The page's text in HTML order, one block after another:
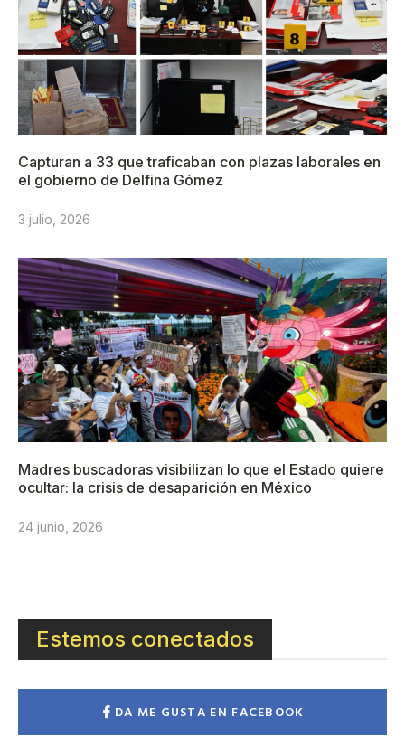
Capturan a 33 que traficaban con plazas laborales en
el gobierno de Delfina Gómez
3 julio, 2026
Madres buscadoras visibilizan lo que el Estado quiere
ocultar: la crisis de desaparición en México
24 junio, 2026
Estemos conectados
DA ME GUSTA EN FACEBOOK